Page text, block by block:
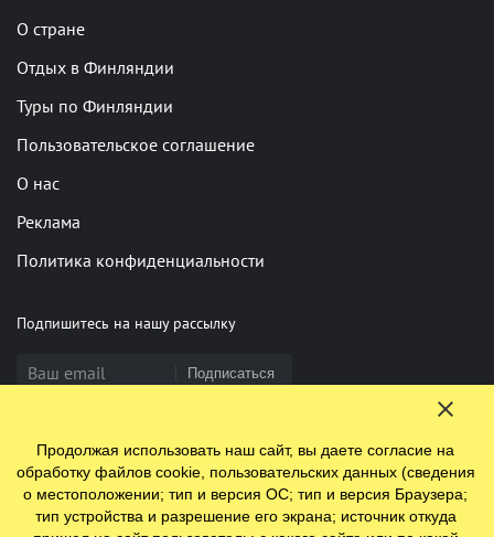
О стране
Отдых в Финляндии
Туры по Финляндии
Пользовательское соглашение
О нас
Реклама
Политика конфиденциальности
Подпишитесь на нашу рассылку
Подписаться
Нашли опечатку? Выделите фрагмент и нажмите Ctrl+Enter
Продолжая использовать наш сайт, вы даете согласие на
обработку файлов cookie, пользовательских данных (сведения
о местоположении; тип и версия ОС; тип и версия Браузера;
тип устройства и разрешение его экрана; источник откуда